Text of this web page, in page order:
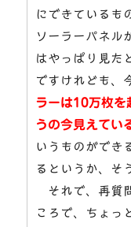
にできているも
ソーラーパネル
はやっぱり見た
ですけれども、
ラーは10万枚を
うの今見えてい
いうものができ
るというか、そ
それで、再質
ころで、ちょっ